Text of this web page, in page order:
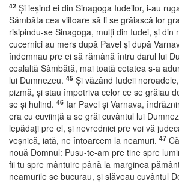
42 Şi ieşind ei din Sinagoga Iudeilor, i-au
Sâmbăta cea viitoare să li se grăiască lor
risipindu-se Sinagoga, mulţi din Iudei, şi din
cucernici au mers după Pavel şi după
îndemnau pre ei să rămână întru darul lui
cealaltă Sâmbătă, mai toată cetatea s-a
lui Dumnezeu. 45 Şi văzând Iudeii
pizmă, şi stau împotriva celor ce se grăiau
se şi hulind. 46 Iar Pavel şi Varnava,
era cu cuviinţă a se grăi cuvântul lui
lepădaţi pre el, şi nevrednici pre voi vă
veşnică, iată, ne întoarcem la neamuri. 47
nouă Domnul: Pusu-te-am pre tine spre
fii tu spre mântuire până la marginea
neamurile se bucurau, şi slăveau cuvântul